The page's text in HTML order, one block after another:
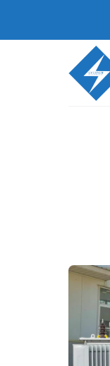
obsah